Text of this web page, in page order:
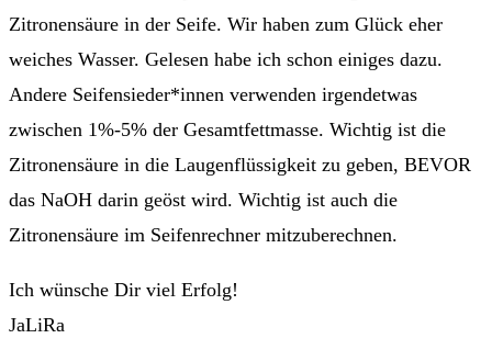
Zitronensäure in der Seife. Wir haben zum Glück eher
weiches Wasser. Gelesen habe ich schon einiges dazu.
Andere Seifensieder*innen verwenden irgendetwas
zwischen 1%-5% der Gesamtfettmasse. Wichtig ist die
Zitronensäure in die Laugenflüssigkeit zu geben, BEVOR
das NaOH darin geöst wird. Wichtig ist auch die
Zitronensäure im Seifenrechner mitzuberechnen.
Ich wünsche Dir viel Erfolg!
JaLiRa